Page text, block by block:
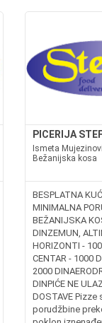
PICERIJA
Ismeta
Bežanijska kosa
BESPLATNA
MINIMALNA
BEŽANIJSKA
DINZEMUN,
HORIZONTI -
CENTAR - 1000
2000
DINPIĆE NE
DOSTAVE Pizze
porudžbine